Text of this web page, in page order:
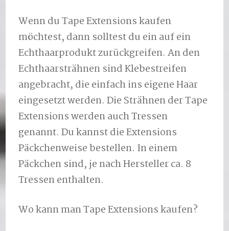
Wenn du Tape Extensions kaufen
möchtest, dann solltest du ein auf ein
Echthaarprodukt zurückgreifen. An den
Echthaarsträhnen sind Klebestreifen
angebracht, die einfach ins eigene Haar
eingesetzt werden. Die Strähnen der Tape
Extensions werden auch Tressen
genannt. Du kannst die Extensions
Päckchenweise bestellen. In einem
Päckchen sind, je nach Hersteller ca. 8
Tressen enthalten.
Wo kann man Tape Extensions kaufen?